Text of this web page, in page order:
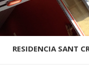
RESIDENCIA SANT